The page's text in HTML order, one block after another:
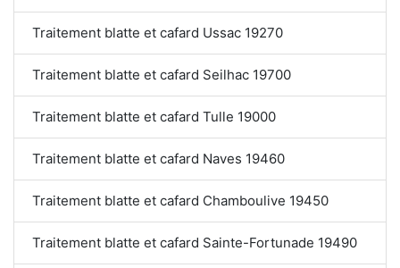
Traitement blatte et cafard Ussac 19270
Traitement blatte et cafard Seilhac 19700
Traitement blatte et cafard Tulle 19000
Traitement blatte et cafard Naves 19460
Traitement blatte et cafard Chamboulive 19450
Traitement blatte et cafard Sainte-Fortunade 19490